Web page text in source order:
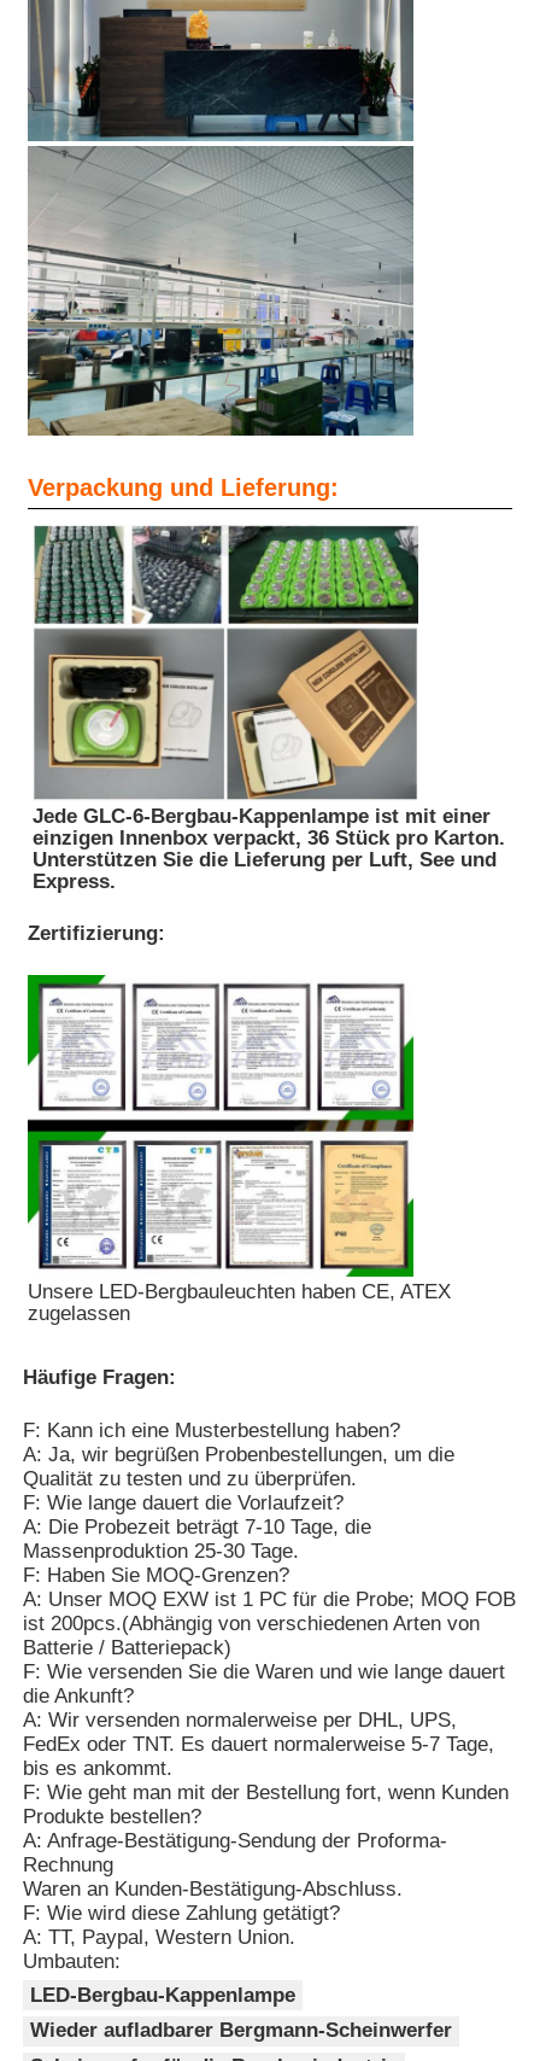
Verpackung und Lieferung:
Jede GLC-6-Bergbau-Kappenlampe ist mit einer
einzigen Innenbox verpackt, 36 Stück pro Karton.
Unterstützen Sie die Lieferung per Luft, See und
Express.
Zertifizierung:
Unsere LED-Bergbauleuchten haben CE, ATEX
zugelassen
Häufige Fragen:
F: Kann ich eine Musterbestellung haben?
A: Ja, wir begrüßen Probenbestellungen, um die
Qualität zu testen und zu überprüfen.
F: Wie lange dauert die Vorlaufzeit?
A: Die Probezeit beträgt 7-10 Tage, die
Massenproduktion 25-30 Tage.
F: Haben Sie MOQ-Grenzen?
A: Unser MOQ EXW ist 1 PC für die Probe; MOQ FOB
ist 200pcs.(Abhängig von verschiedenen Arten von
Batterie / Batteriepack)
F: Wie versenden Sie die Waren und wie lange dauert
die Ankunft?
A: Wir versenden normalerweise per DHL, UPS,
FedEx oder TNT. Es dauert normalerweise 5-7 Tage,
bis es ankommt.
F: Wie geht man mit der Bestellung fort, wenn Kunden
Produkte bestellen?
A: Anfrage-Bestätigung-Sendung der Proforma-
Rechnung
Waren an Kunden-Bestätigung-Abschluss.
F: Wie wird diese Zahlung getätigt?
A: TT, Paypal, Western Union.
Umbauten:
LED-Bergbau-Kappenlampe
Wieder aufladbarer Bergmann-Scheinwerfer